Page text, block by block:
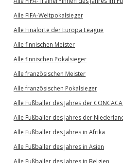
Alle FIFA-Weltpokalsieger
Alle Finalorte der Europa League
Alle finnischen Meister
Alle finnischen Pokalsieger
Alle französischen Meister
Alle französischen Pokalsieger
Alle Fußballer des Jahres der
Alle Fußballer des Jahres der
Alle Fußballer des Jahres in Afrika
Alle Fußballer des Jahres in Asien
Alle Fußballer des Jahres in Belgien